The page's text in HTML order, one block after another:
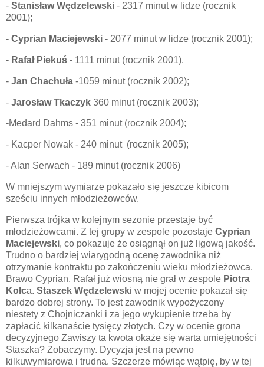
- Stanisław Wędzelewski - 2317 minut w lidze (rocznik
2001);
- Cyprian Maciejewski - 2077 minut w lidze (rocznik 2001);
- Rafał Piekuś - 1111 minut (rocznik 2001).
- Jan Chachuła -1059 minut (rocznik 2002);
- Jarosław Tkaczyk 360 minut (rocznik 2003);
-Medard Dahms - 351 minut (rocznik 2004);
- Kacper Nowak - 240 minut (rocznik 2005);
- Alan Serwach - 189 minut (rocznik 2006)
W mniejszym wymiarze pokazało się jeszcze kibicom
sześciu innych młodzieżowców.
Pierwsza trójka w kolejnym sezonie przestaje być
młodzieżowcami. Z tej grupy w zespole pozostaje Cyprian
Maciejewski, co pokazuje że osiągnął on już ligową jakość.
Trudno o bardziej wiarygodną ocenę zawodnika niż
otrzymanie kontraktu po zakończeniu wieku młodzieżowca.
Brawo Cyprian. Rafał już wiosną nie grał w zespole Piotra
Kołca. Staszek Wędzelewski w mojej ocenie pokazał się
bardzo dobrej strony. To jest zawodnik wypożyczony
niestety z Chojniczanki i za jego wykupienie trzeba by
zapłacić kilkanaście tysięcy złotych. Czy w ocenie grona
decyzyjnego Zawiszy ta kwota okaże się warta umiejętności
Staszka? Zobaczymy. Dycyzja jest na pewno
kilkuwymiarowa i trudna. Szczerze mówiąc wątpię, by w tej